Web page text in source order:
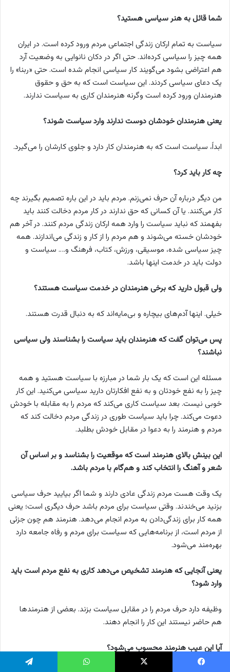
شما قائل به هنر سیاسی هستید؟
سیاست به تمام ارکان زندگی اجتماعی مردم ورود کرده است. در ایران
همه چیز را سیاسی کرده‌اند. حتی اگر در دکان نانوایی به وضعیت آرد
هم اعتراضی بشود می‌گویند کار سیاسی انجام شده است. حتی «ربنا» را
یک دعای سیاسی کردند. این سیاست است که به حق و حقوق
هنرمندان ورود کرده است وگرنه هنرمندان کاری به سیاست ندارند.
یعنی هنرمندان خودشان دوست ندارند وارد سیاست شوند؟
ابداً، سیاست است که به هنرمندان کار دارد و جلوی کارشان را می‌گیرد.
چه کار باید کرد؟
من دیگر درباره آن حرف نمی‌زنم. مردم باید در این باره تصمیم بگیرند چه
کار می‌کنند. یا آن کسانی که حق ندارند در کار مردم دخالت کنند باید
بفهمند که نباید سیاست را وارد همه ارکان زندگی مردم کنند. در آخر هم
خودشان خسته می‌شوند و هم مردم را از کار و زندگی می‌اندازند. همه
چیز سیاسی شده، موسیقی، ورزش، کتاب، فرهنگ و…. سیاست و
دولت باید در خدمت اینها باشد.
ولی قبول دارید که برخی هنرمندان در خدمت سیاست هستند؟
خیلی. اینها آدم‌های بیچاره و بی‌مایه‌اند که به دنبال قدرت هستند.
پس می‌توان گفت که هنرمندان باید سیاست را بشناسند ولی سیاسی
نباشند؟
مسئله این است که یک بار شما در مبارزه با سیاست هستید و همه
چیز را به نفع خودتان و به نفع افکارتان دارید سیاسی می‌کنید. این کار
خوبی نیست. بعد سیاست کاری می‌کند که مردم را به مقابله با خودش
دعوت می‌کند. چرا باید سیاست طوری در زندگی مردم دخالت کند که
مردم و هنرمند را به دعوا در مقابل خودش بطلبد.
این بینش بالای هنرمند است که موقعیت را بشناسد و بر اساس آن
شعر و آهنگ را انتخاب کند و هم‌گام با مردم باشد.
یک وقت هست مردم زندگی عادی دارند و شما اگر بیایید حرف سیاسی
بزنید می‌خندند. وقتی سیاست برای مردم باشد حرف دیگری است؛ یعنی
همه کار برای زندگی‌دادن به مردم انجام می‌دهد. هنرمند هم چون جزئی
از مردم است، از برنامه‌هایی که سیاست برای مردم و رفاه جامعه دارد
بهره‌مند می‌شود.
یعنی آنجایی که هنرمند تشخیص می‌دهد کاری به نفع مردم است باید
وارد شود؟
وظیفه دارد حرف مردم را در مقابل سیاست بزند. بعضی از هنرمندها
هم حاضر نیستند این کار را انجام دهند.
آیا این عیب هنرمند محسوب می‌شود؟